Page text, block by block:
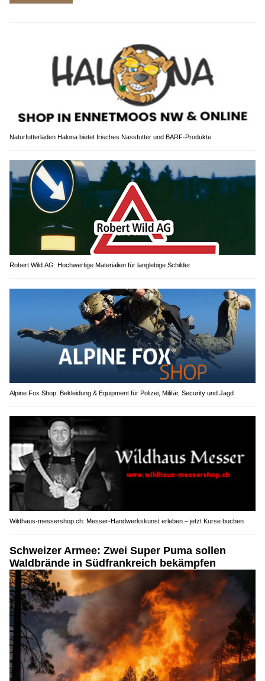
Naturfutterladen Halona bietet frisches Nassfutter und BARF-Produkte
Robert Wild AG: Hochwertige Materialien für langlebige Schilder
Alpine Fox Shop: Bekleidung & Equipment für Polizei, Militär, Security und Jagd
Wildhaus-messershop.ch: Messer-Handwerkskunst erleben – jetzt Kurse buchen
Schweizer Armee: Zwei Super Puma sollen
Waldbrände in Südfrankreich bekämpfen